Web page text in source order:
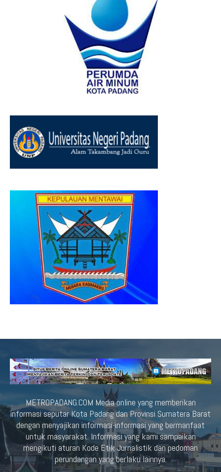
METROPADANG.COM Media online yang memberikan
informasi seputar Kota Padang dan Provinsi Sumatera Barat
dengan menyajikan informasi-informasi yang bermanfaat
untuk masyarakat. Informasi yang kami sampaikan
mengikuti aturan Kode Etik Jurnalistik dan pedoman
perundangan yang berlaku lainnya.